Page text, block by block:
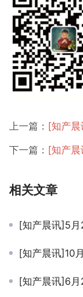
上一篇： [知产晨讯]1月19日：
下一篇： [知产晨讯]1月21日：《
相关文章
[知产晨讯]5月20日：国知局2021年工作要点
[知产晨讯]10月25日：反垄断法、
[知产晨讯]6月29日：​国知局解读“宣